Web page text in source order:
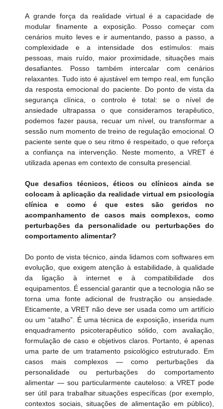
A grande força da realidade virtual é a capacidade de
modular finamente a exposição. Posso começar com
cenários muito leves e ir aumentando, passo a passo, a
complexidade e a intensidade dos estímulos: mais
pessoas, mais ruído, maior proximidade, situações mais
desafiantes. Posso também intercalar com cenários
relaxantes. Tudo isto é ajustável em tempo real, em função
da resposta emocional do paciente. Do ponto de vista da
segurança clínica, o controlo é total: se o nível de
ansiedade ultrapassa o que consideramos terapêutico,
podemos fazer pausa, recuar um nível, ou transformar a
sessão num momento de treino de regulação emocional. O
paciente sente que o seu ritmo é respeitado, o que reforça
a confiança na intervenção. Neste momento, a VRET é
utilizada apenas em contexto de consulta presencial.
Que desafios técnicos, éticos ou clínicos ainda se
colocam à aplicação da realidade virtual em psicologia
clínica e como é que estes são geridos no
acompanhamento de casos mais complexos, como
perturbações da personalidade ou perturbações do
comportamento alimentar?
Do ponto de vista técnico, ainda lidamos com softwares em
evolução, que exigem atenção à estabilidade, à qualidade
da ligação à internet e à compatibilidade dos
equipamentos. É essencial garantir que a tecnologia não se
torna uma fonte adicional de frustração ou ansiedade.
Eticamente, a VRET não deve ser usada como um artifício
ou um “atalho”. É uma técnica de exposição, inserida num
enquadramento psicoterapêutico sólido, com avaliação,
formulação de caso e objetivos claros. Portanto, é apenas
uma parte de um tratamento psicológico estruturado. Em
casos mais complexos — como perturbações da
personalidade ou perturbações do comportamento
alimentar — sou particularmente cauteloso: a VRET pode
ser útil para trabalhar situações específicas (por exemplo,
contextos sociais, situações de alimentação em público),